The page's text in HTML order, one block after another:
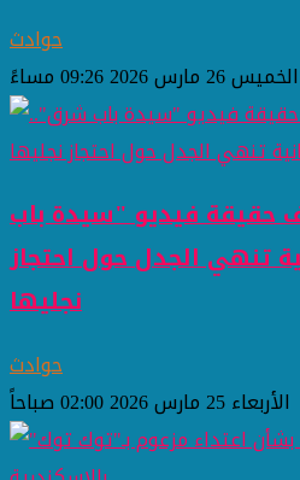
حوادث
الخميس 26 مارس 2026 09:26 مساءً
حقيقة فيديو "سيدة باب
تنهي الجدل حول احتجاز
نجليها
حوادث
الأربعاء 25 مارس 2026 02:00 صباحاً